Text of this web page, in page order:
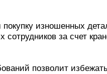
изношенных
сотрудников за счет
позволит